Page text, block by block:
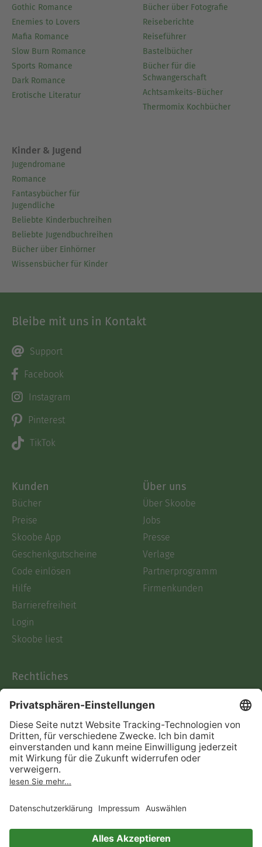
Gothic Romance
Enemies to Lovers
Mafia Romance
Slow Burn Romance
Sports Romance
Dark Romance
Erotische Literatur
Bücher über Fotografie
Reiseberichte
Reiseführer
Bastelbücher
Bücher für die
Schwangerschaft
Achtsamkeits-Bücher
Thermomix Kochbücher
Kinder & Jugend
Jugendromane
Romance
Fantasybücher für
Jugendliche
Beliebte Kinderbuchreihen
Beliebte Jugendbuchreihen
Bücher über Einhörner
Wissensbücher für Kinder
Bleibe mit uns in Kontakt
Support
Facebook
Instagram
Pinterest
TikTok
Kunden
Bücher
Preise
Skoobe App
Geschenkgutscheine
Code einlösen
Hilfe
Barrierefreiheit
Login
Skoobe liest
Über uns
Über Skoobe
Jobs
Presse
Verlage
Partnerprogramm
Firmenkunden
Rechtliches
AGB
Informationen nach Data
Act
Verträge hier kündigen
Impressum